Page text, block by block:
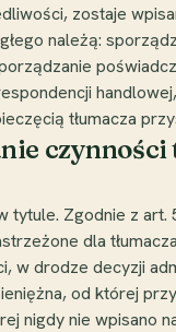
zostaje
należą:
tłumacza
czynności
tytule. Zgodnie z
dla
w drodze decyzji
od której
nigdy nie wpisano